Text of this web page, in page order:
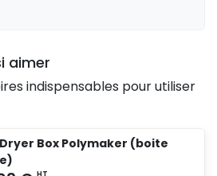
aimer
indispensables pour utiliser
Box Polymaker (boite